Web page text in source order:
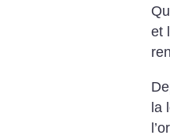
et
la